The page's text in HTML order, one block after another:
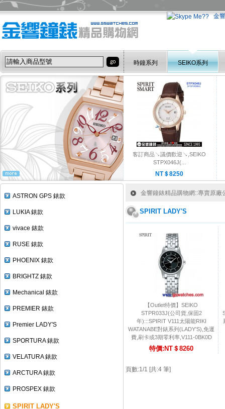
金
時鐘系列 SEIKO系列
客訂商品↘議價歡迎↘,SEIKO
STPX046J(...
NT＄8250
ASTRON GPS 錶款
LUKIA 錶款
vivace 錶款
RUSE 錶款
PHOENIX 錶款
BRIGHTZ 錶款
Mechanical 錶款
PREMIER 錶款
Premier LADY'S
SPORTURA 錶款
VELATURA 錶款
ARCTURA 錶款
PROSPEX 錶款
SPIRIT LADY'S
金響鐘錶精品購物網::專賣原廠
SPIRIT LADY'S
【Outlet特價】SEIKO
STPR033J(公司貨,保固2
年):::SPIRIT V111太陽能RIKI
WATANABE對錶系列(LADY'S),免運
費,刷卡或3期零利率,V111-0BK0D
特價:NT＄8260
頁數:1/1 [共:4 筆]